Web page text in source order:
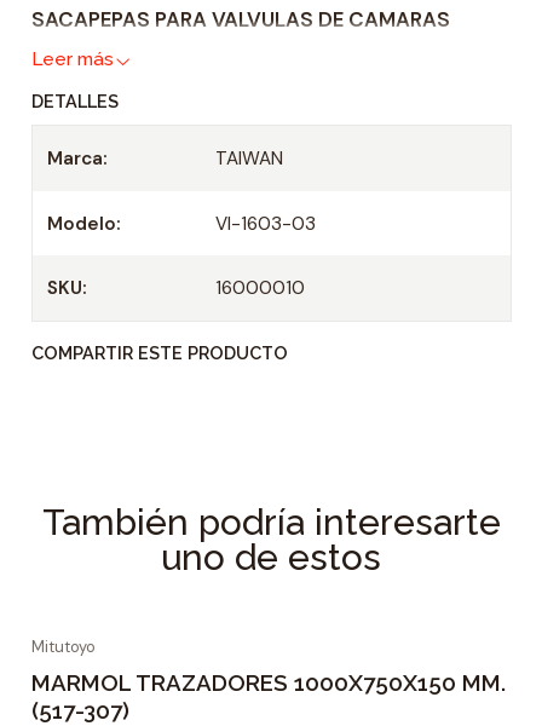
d
a
SACAPEPAS PARA VALVULAS DE CAMARAS
Leer más
DETALLES
Marca: TAIWAN
Modelo: VI-1603-03
SKU: 16000010
COMPARTIR ESTE PRODUCTO
También podría interesarte
uno de estos
Mitutoyo
MARMOL TRAZADORES 1000X750X150 MM.
(517-307)